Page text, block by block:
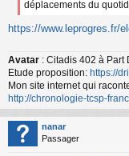
déplacements du
https://www.leprogres.fr/
Avatar : Citadis 402 à Part
Etude proposition: https://
Mon site internet qui
http://chronologie-tcsp-
nanar
Passager